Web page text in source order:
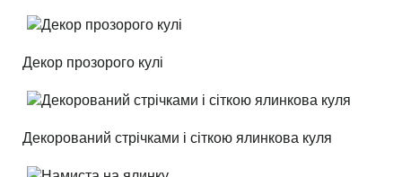
Декор прозорого кулі
Декорований стрічками і сіткою ялинкова куля